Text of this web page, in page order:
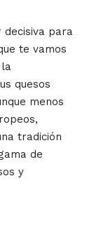
decisiva para
te vamos
quesos
menos
tradición
de
y